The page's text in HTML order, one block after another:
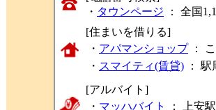
・ タウンページ ： 全国
[住まいを借りる]
・ アパマンショップ：
・ スマイティ(賃貸) ：
[アルバイト]
・ マッハバイト ： 上安